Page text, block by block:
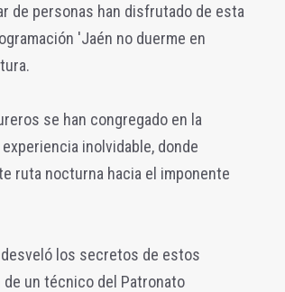
de personas han disfrutado de esta
'Jaén no duerme en
se han congregado en la
inolvidable, donde
ruta nocturna hacia el imponente
los secretos de estos
un técnico del Patronato